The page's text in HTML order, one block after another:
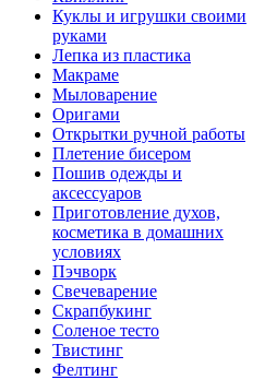
Куклы и игрушки своими
руками
Лепка из пластика
Макраме
Мыловарение
Оригами
Открытки ручной работы
Плетение бисером
Пошив одежды и
аксессуаров
Приготовление духов,
косметика в домашних
условиях
Пэчворк
Свечеварение
Скрапбукинг
Соленое тесто
Твистинг
Фелтинг